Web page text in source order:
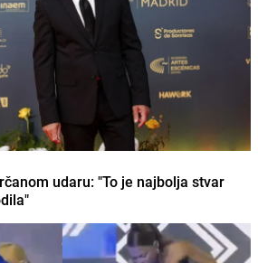
udaru: "To je najbolja stvar